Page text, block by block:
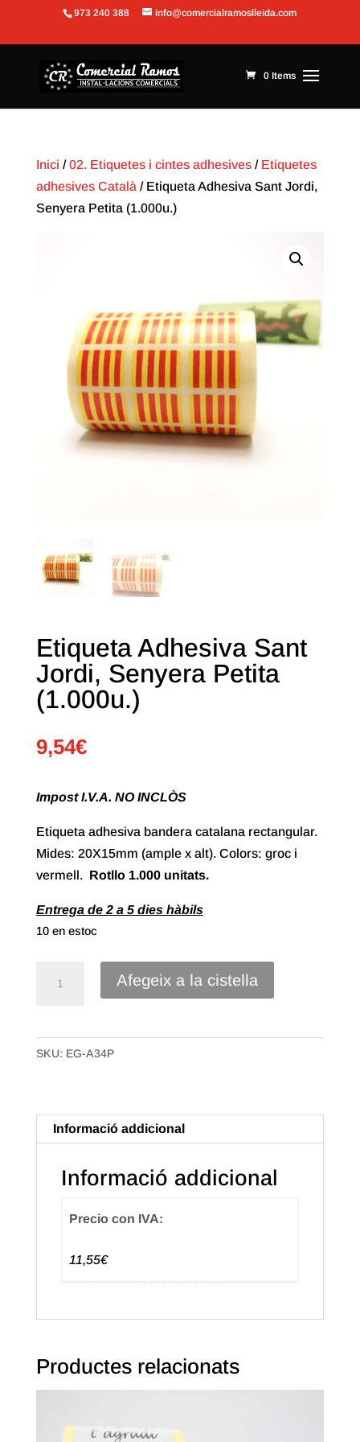
Obre la barra d'eines
973 240 388 info@comercialramoslleida.com
0 Items
Inici /02. Etiquetes i cintes adhesives/ Etiquetes
adhesives Català / Etiqueta Adhesiva Sant Jordi,
Senyera Petita (1.000u.)
Etiqueta Adhesiva Sant
Jordi, Senyera Petita
(1.000u.)
9,54€
Impost I.V.A. NO INCLÒS
Etiqueta adhesiva bandera catalana rectangular.
Mides: 20X15mm (ample x alt). Colors: groc i
vermell. Rotllo 1.000 unitats.
Entrega de 2 a 5 dies hàbils
10 en estoc
Adhesiva
Sant
Petita
(1.000u.)
Afegeix a la cistella
SKU: EG-A34P
Informació addicional
Informació addicional
Precio con IVA:
11,55€
Productes relacionats